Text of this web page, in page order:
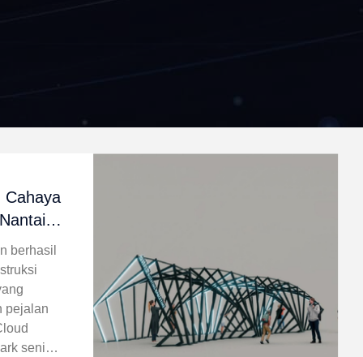
Cahaya
berhasil
pejalan
seni